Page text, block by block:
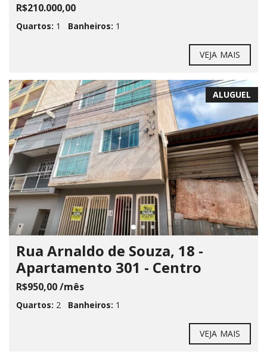
R$210.000,00
Quartos: 1 Banheiros: 1
VEJA MAIS
ALUGUEL
Rua Arnaldo de Souza, 18 -
Apartamento 301 - Centro
R$950,00 /mês
Quartos: 2 Banheiros: 1
VEJA MAIS